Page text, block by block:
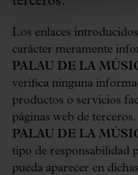
Los enlaces
carácter meramente
PALAU DE LA
verifica ninguna
productos o servicios
páginas web de
PALAU DE LA
tipo de responsabilidad
pueda aparecer en